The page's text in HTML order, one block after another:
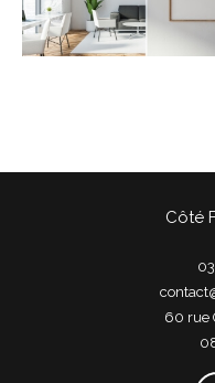
Côté
60 rue